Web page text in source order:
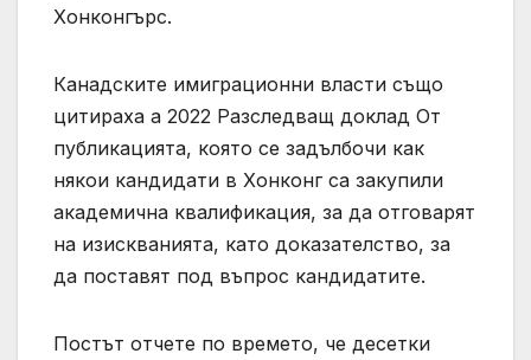
Хонконгърс.
Канадските имиграционни власти също
цитираха a 2022 Разследващ доклад От
публикацията, която се задълбочи как
някои кандидати в Хонконг са закупили
академична квалификация, за да отговарят
на изискванията, като доказателство, за
да поставят под въпрос кандидатите.
Постът отчете по времето, че десетки